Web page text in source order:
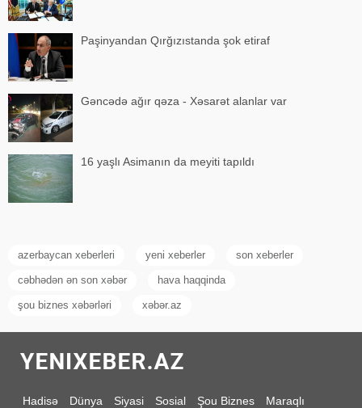
Paşinyandan Qırğızıstanda şok etiraf
Gəncədə ağır qəza - Xəsarət alanlar var
16 yaşlı Asimanın da meyiti tapıldı
azerbaycan xeberleri yeni xeberler son xeberler
cəbhədən ən son xəbər hava haqqinda
şou biznes xəbərləri xəbər.az
Hadisə Dünya Siyasi Sosial Şou Biznes
Maraqlı